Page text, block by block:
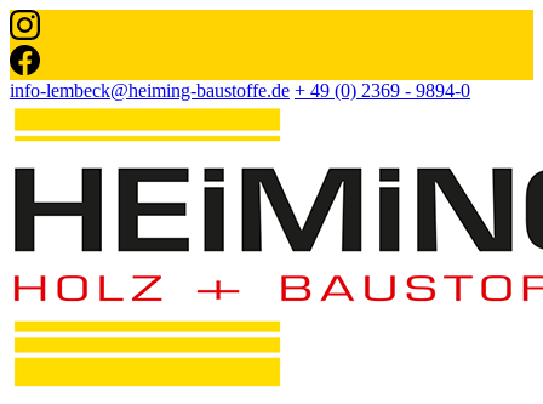
info-lembeck@heiming-baustoffe.de + 49 (0) 2369 - 9894-0